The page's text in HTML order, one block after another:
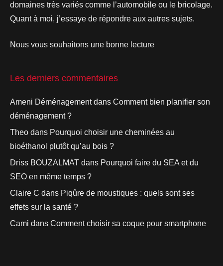
domaines très variés comme l’automobile ou le bricolage.
Quant à moi, j’essaye de répondre aux autres sujets.
Nous vous souhaitons une bonne lecture
Les derniers commentaires
Ameni Déménagementdans Comment bien planifier son
déménagement ?
Theo dans Pourquoi choisir une cheminées au
bioéthanol plutôt qu’au bois ?
Driss BOUZALMAT dans Pourquoi faire du SEA et du
SEO en même temps ?
Claire C dans Piqûre de moustiques : quels sont ses
effets sur la santé ?
Cami dans Comment choisir sa coque pour smartphone